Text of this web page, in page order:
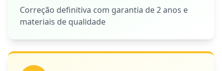
Correção definitiva com garantia de 2 anos e
materiais de qualidade